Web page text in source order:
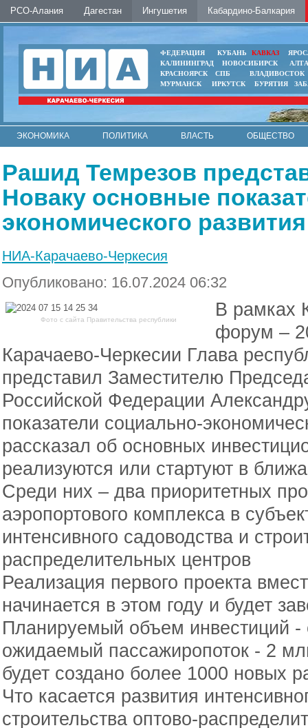
РСО-Алания Дагестан Ингушетия Кабардино-Балкария
ФЕДЕРАЦИЯ КУБАНЬ КАВКАЗ
КАЛИНИНГРАД
НОВОСИБИРСК
КРАСНОЯРСК
СПБ
ВЛАДИВОСТОК
МУРМАНСК
ИРКУТСК БУРЯТИЯ
ЭКОНОМИКА ПОЛИТИКА ВЛАСТЬ
ОБЩЕСТВО
Рашид Темрезов
Новаку основные
экономического
НИА-Карачаево-Черкесия
Опубликовано: 16.07.2024 06:32
Фото с сайта Правительства республики
В рамках
форум –
Карачаево-Черкесии Глава
представил Заместителю
Российской Федерации
показатели социально-
рассказал об основных
реализуются или стартуют в
Среди них – два приоритетных
аэропортового комплекса в
интенсивного садоводства и
распределительных центров
Реализация первого проекта
начинается в этом году и будет
Планируемый объем инвестиций -
ожидаемый пассажиропоток - 2
будет создано более 1000 новых
Что касается развития
строительства оптово-